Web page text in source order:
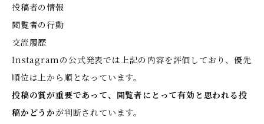
投稿者の情報
閲覧者の行動
交流履歴
Instagramの公式発表では上記の内容を評価しており、優先
順位は上から順となっています。
投稿の質が重要であって、閲覧者にとって有効と思われる投
稿かどうかが判断されています。